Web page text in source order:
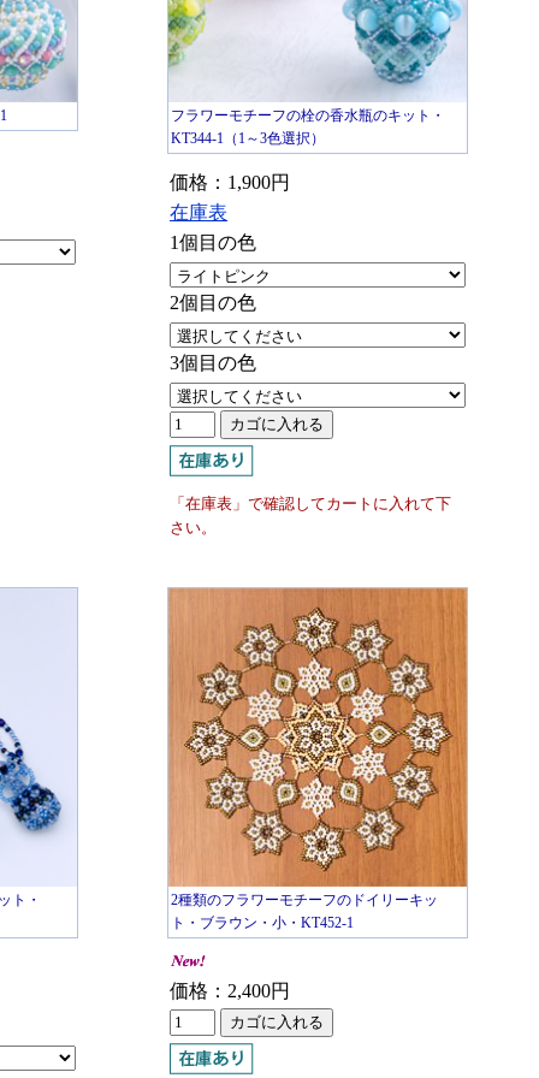
フラワーモチーフの栓の香水瓶のキット・
KT344-1（1～3色選択）
価格：1,900円
在庫表
1個目の色
2個目の色
3個目の色
「在庫表」で確認してカートに入れて下
さい。
ト・
2種類のフラワーモチーフのドイリーキッ
ト・ブラウン・小・KT452-1
価格：2,400円